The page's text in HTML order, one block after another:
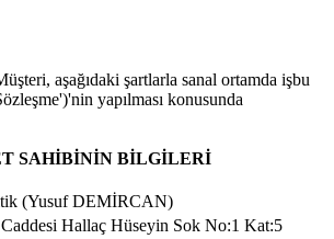
aşağıdaki şartlarla sanal ortamda işbu
yapılması konusunda
SAHİBİNİN BİLGİLERİ
(Yusuf DEMİRCAN)
Hallaç Hüseyin Sok No:1 Kat:5